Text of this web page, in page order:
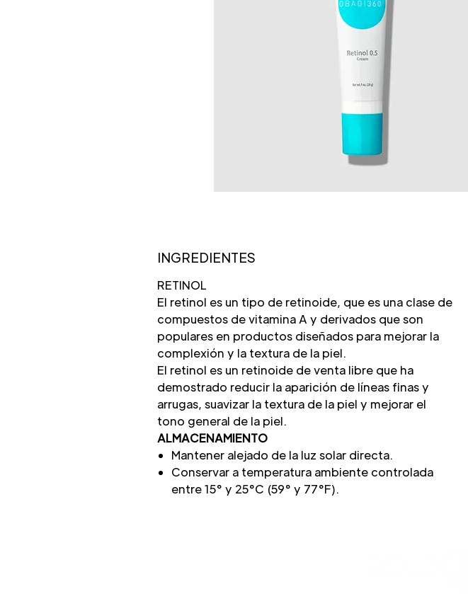
INGREDIENTES
RETINOL
El retinol es un tipo de retinoide, que es una clase de
compuestos de vitamina A y derivados que son
populares en productos diseñados para mejorar la
complexión y la textura de la piel.
El retinol es un retinoide de venta libre que ha
demostrado reducir la aparición de líneas finas y
arrugas, suavizar la textura de la piel y mejorar el
tono general de la piel.
ALMACENAMIENTO
Mantener alejado de la luz solar directa.
Conservar a temperatura ambiente controlada
entre 15° y 25°C (59° y 77°F).